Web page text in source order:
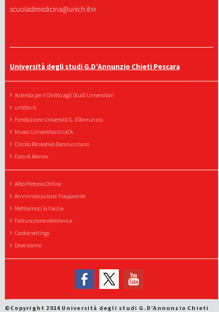
scuoladimedicina@unich.it
Università degli studi G.D’Annunzio Chieti Pescara
Azienda per il Diritto agli Studi Universitari
unidav.it
Fondazione Università G. d'Annunzio
Museo Universitario Ud'A
Circolo Ricreativo Dannunziano
Coro di Ateneo
Albo Pretorio Online
Amministrazione Trasparente
Mettiamoci la Faccia
Fatturazione elettronica
Cookie settings
Dove siamo
©Copyright 2014 Università degli studi G.D’Annunzio Chieti